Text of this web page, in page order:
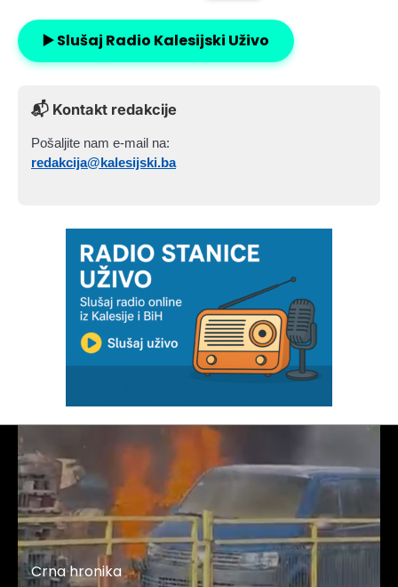
▶️ Slušaj Radio Kalesijski Uživo
📬 Kontakt redakcije
Pošaljite nam e-mail na:
redakcija@kalesijski.ba
Crna hronika